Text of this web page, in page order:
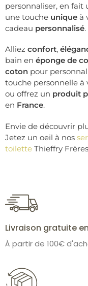
personnaliser, en
une touche unique à
cadeau personnalisé.
Alliez confort,
bain en éponge de
coton pour
touche personnelle à
ou offrez un produit
en France.
Envie de découvrir
Jetez un oeil à nos
toilette Thieffry
Livraison gratuite
À partir de 100€